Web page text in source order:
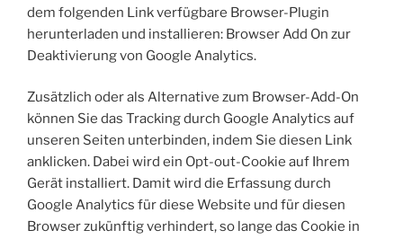
dem folgenden Link verfügbare Browser-Plugin
herunterladen und installieren: Browser Add On zur
Deaktivierung von Google Analytics.
Zusätzlich oder als Alternative zum Browser-Add-On
können Sie das Tracking durch Google Analytics auf
unseren Seiten unterbinden, indem Sie diesen Link
anklicken. Dabei wird ein Opt-out-Cookie auf Ihrem
Gerät installiert. Damit wird die Erfassung durch
Google Analytics für diese Website und für diesen
Browser zukünftig verhindert, so lange das Cookie in